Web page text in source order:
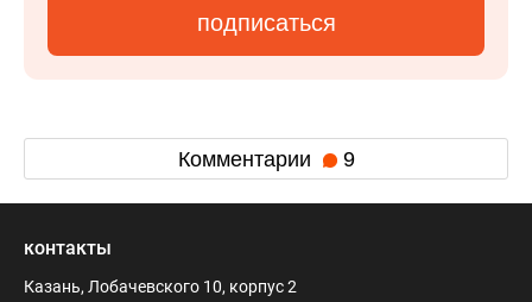
подписаться
Комментарии 9
контакты
Казань, Лобачевского 10, корпус 2